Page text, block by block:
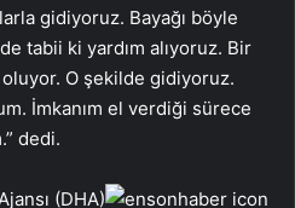
gidiyoruz. Bayağı böyle
tabii ki yardım alıyoruz. Bir
oluyor. O şekilde gidiyoruz.
İmkanım el verdiği sürece
dedi.
(DHA)